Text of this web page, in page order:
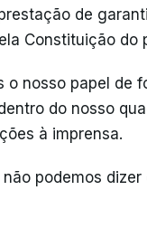
de
Constituição do
o nosso papel de
do nosso
à imprensa.
podemos